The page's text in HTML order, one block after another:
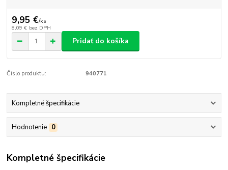
9,95 €/ks
8,09 € bez DPH
Pridať do košíka
Číslo produktu: 940771
Kompletné špecifikácie
Hodnotenie 0
Kompletné špecifikácie